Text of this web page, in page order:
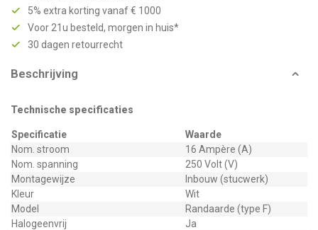
5% extra korting vanaf € 1000
Voor 21u besteld, morgen in huis*
30 dagen retourrecht
Beschrijving
Technische specificaties
Specificatie
Waarde
Nom. stroom
16 Ampère (A)
Nom. spanning
250 Volt (V)
Montagewijze
Inbouw (stucwerk)
Kleur
Wit
Model
Randaarde (type F)
Halogeenvrij
Ja